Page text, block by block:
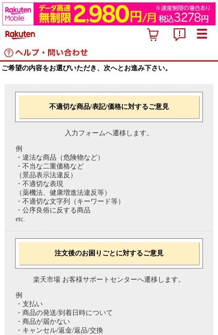
ご希望の内容をお選びいただき、次へとお進み下さい。
不適切な商品/表記/価格に対するご意見
入力フォームへ遷移します。
例
・違法な商品（危険物など）
・不当な二重価格など
（景品表示法違反）
・不適切な表現
（薬機法、健康増進法違反等）
・不適切な文字列（キーワード等）
・公序良俗に反する商品
etc.
注文後のお困りごとに対するご意見
楽天市場 お客様サポートセンターへ遷移します。
例
・支払い
・商品の発送/到着日時について
・商品が届かない
・キャンセル/返金/返品/交換